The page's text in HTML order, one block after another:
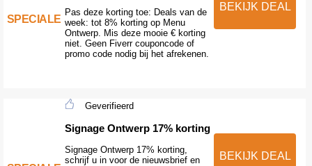
SPECIALE
Pas deze korting toe: Deals van de
week: tot 8% korting op Menu
Ontwerp. Mis deze mooie € korting
niet. Geen Fiverr couponcode of
promo code nodig bij het afrekenen.
BEKIJK DEAL
Geverifieerd
Signage Ontwerp 17% korting
Signage Ontwerp 17% korting,
schrijf u in voor de nieuwsbrief en
BEKIJK DEAL